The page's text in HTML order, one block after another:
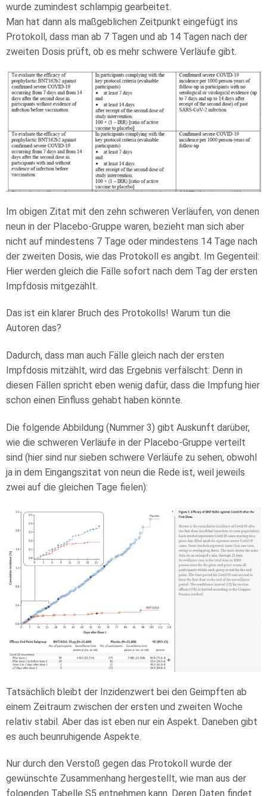
wurde zumindest schlampig gearbeitet.
Man hat dann als maßgeblichen Zeitpunkt eingefügt ins
Protokoll, dass man ab 7 Tagen und ab 14 Tagen nach der
zweiten Dosis prüft, ob es mehr schwere Verläufe gibt.
Im obigen Zitat mit den zehn schweren Verläufen, von denen
neun in der Placebo-Gruppe waren, bezieht man sich aber
nicht auf mindestens 7 Tage oder mindestens 14 Tage nach
der zweiten Dosis, wie das Protokoll es angibt. Im Gegenteil:
Hier werden gleich die Fälle sofort nach dem Tag der ersten
Impfdosis mitgezählt.
Das ist ein klarer Bruch des Protokolls! Warum tun die
Autoren das?
Dadurch, dass man auch Fälle gleich nach der ersten
Impfdosis mitzählt, wird das Ergebnis verfälscht: Denn in
diesen Fällen spricht eben wenig dafür, dass die Impfung hier
schon einen Einfluss gehabt haben könnte.
Die folgende Abbildung (Nummer 3) gibt Auskunft darüber,
wie die schweren Verläufe in der Placebo-Gruppe verteilt
sind (hier sind nur sieben schwere Verläufe zu sehen, obwohl
ja in dem Eingangszitat von neun die Rede ist, weil jeweils
zwei auf die gleichen Tage fielen):
Tatsächlich bleibt der Inzidenzwert bei den Geimpften ab
einem Zeitraum zwischen der ersten und zweiten Woche
relativ stabil. Aber das ist eben nur ein Aspekt. Daneben gibt
es auch beunruhigende Aspekte.
Nur durch den Verstoß gegen das Protokoll wurde der
gewünschte Zusammenhang hergestellt, wie man aus der
folgenden Tabelle S5 entnehmen kann. Deren Daten findet